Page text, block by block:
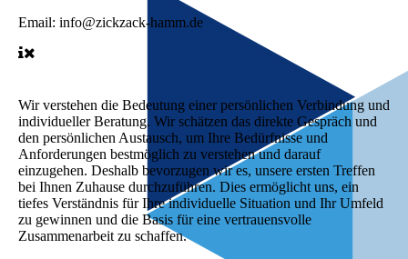
Email: info@zickzack-hamm.de
Wir verstehen die Bedeutung einer persönlichen Verbindung und
individueller Beratung. Wir schätzen das direkte Gespräch und
den persönlichen Austausch, um Ihre Bedürfnisse und
Anforderungen bestmöglich zu verstehen und darauf
einzugehen. Deshalb bevorzugen wir es, unsere ersten Treffen
bei Ihnen Zuhause durchzuführen. Dies ermöglicht uns, ein
tiefes Verständnis für Ihre individuelle Situation und Ihr Umfeld
zu gewinnen und die Basis für eine vertrauensvolle
Zusammenarbeit zu schaffen.